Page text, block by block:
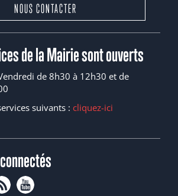
NOUS CONTACTER
de la Mairie sont ouverts
de 8h30 à 12h30 et de
suivants : cliquez-ici